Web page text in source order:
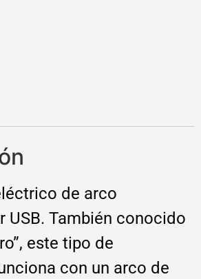
de arco
USB. También conocido
este tipo de
con un arco de